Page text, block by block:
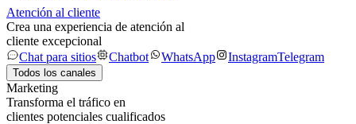
Atención al cliente
Crea una experiencia de atención al
cliente excepcional
Chat para sitios
Chatbot WhatsApp InstagramTelegram
Todos los canales
Marketing
Transforma el tráfico en
clientes potenciales cualificados